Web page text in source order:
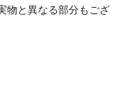
物と異なる部分もござ